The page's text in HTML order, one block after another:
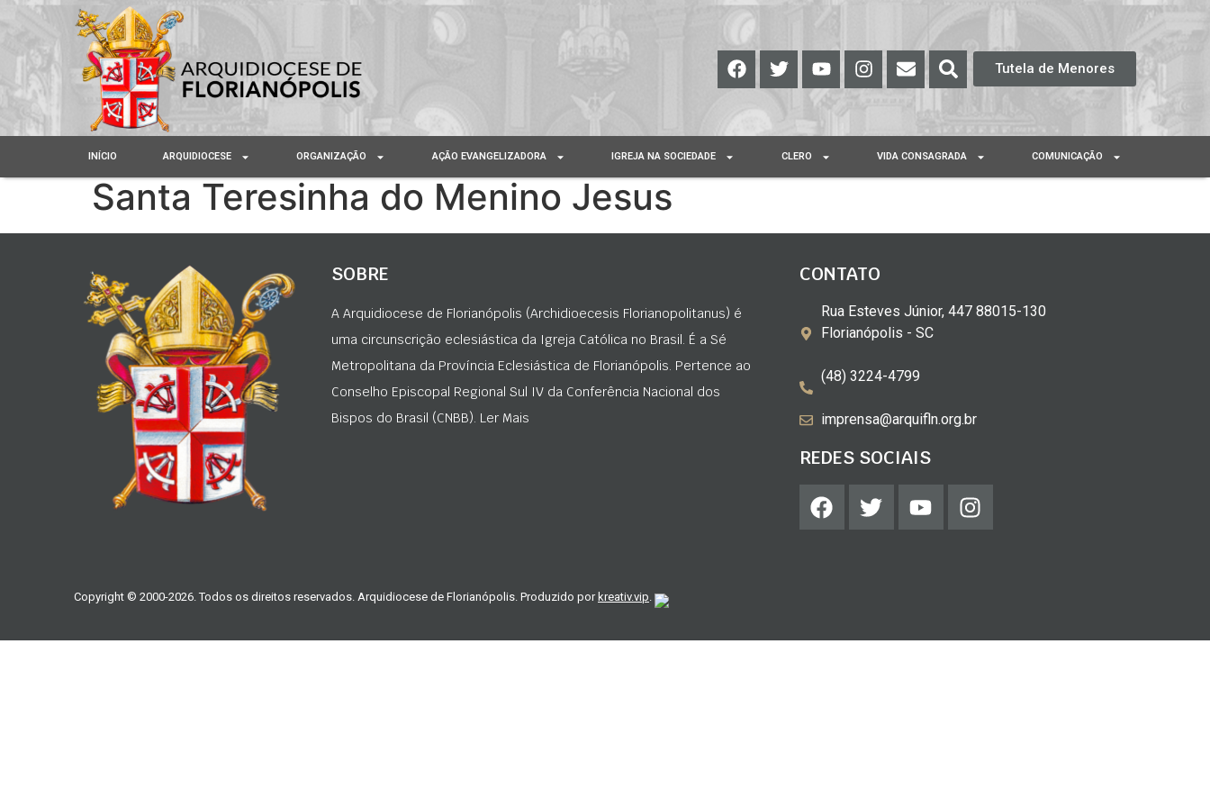
Tutela de Menores
INÍCIO ARQUIDIOCESE ORGANIZAÇÃO AÇÃO EVANGELIZADORA IGREJA NA SOCIEDADE CLERO VIDA CONSAGRADA COMUNICAÇÃO
Santa Teresinha do Menino Jesus
SOBRE
A Arquidiocese de Florianópolis (Archidioecesis Florianopolitanus) é
uma circunscrição eclesiástica da Igreja Católica no Brasil. É a Sé
Metropolitana da Província Eclesiástica de Florianópolis. Pertence ao
Conselho Episcopal Regional Sul IV da Conferência Nacional dos
Bispos do Brasil (CNBB). Ler Mais
CONTATO
Rua Esteves Júnior, 447 88015-130
Florianópolis - SC
(48) 3224-4799
imprensa@arquifln.org.br
REDES SOCIAIS
Copyright © 2000-2026. Todos os direitos reservados. Arquidiocese de Florianópolis. Produzido por kreativ.vip.